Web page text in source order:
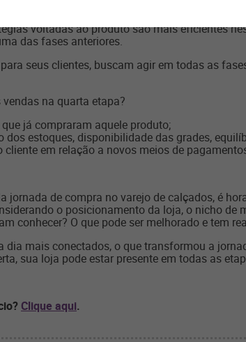
com foco na decisão de compra.
a comprar, levando em consideração o preço.
voltadas ao produto são mais eficientes
das fases anteriores.
seus clientes, buscam agir em todas as
na quarta etapa?
já compraram aquele produto;
dos estoques, disponibilidade das grades,
em relação a novos meios de
jornada de compra no varejo de calçados, é
o posicionamento da loja, o nicho
conhecer? O que pode ser melhorado e tem
dia mais conectados, o que transformou a
sua loja pode estar presente em todas as
Clique aqui.